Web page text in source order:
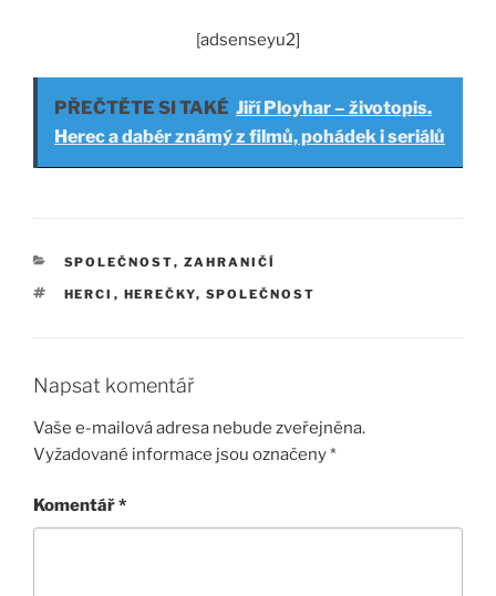
[adsenseyu2]
PŘEČTĚTE SI TAKÉ Jiří Ployhar – životopis.
Herec a dabér známý z filmů, pohádek i seriálů
RUBRIKY
SPOLEČNOST, ZAHRANIČÍ
ŠTÍTKY
HERCI , HEREČKY, SPOLEČNOST
Napsat komentář
Vaše e-mailová adresa nebude zveřejněna.
Vyžadované informace jsou označeny*
Komentář*